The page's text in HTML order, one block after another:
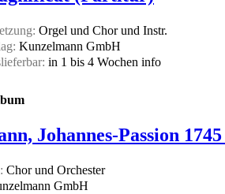
Orgel und Chor und Instr.
Kunzelmann GmbH
in 1 bis 4 Wochen info
Johannes-Passion
Chor und Orchester
GmbH